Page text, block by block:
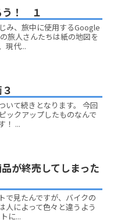
う！ １
み、旅中に使用するGoogle
旅人さんたちは紙の地図を
現代...
いて続きとなります。 今回
ックアップしたものなんで
！ ...
が終売してしまった
で見たんですが、バイクの
人によって色々と違うよう
に...